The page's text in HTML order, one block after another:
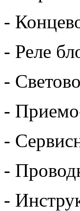
-
- Реле
-
-
-
-
-